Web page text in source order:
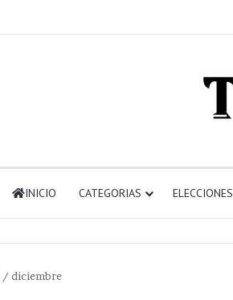
INICIO CATEGORIAS ELECCIONES
/ diciembre